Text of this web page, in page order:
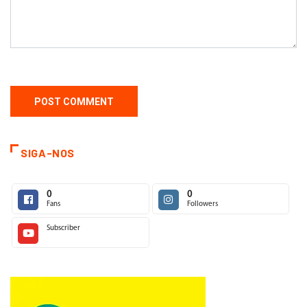
SIGA-NOS
0
Fans
0
Followers
Subscriber